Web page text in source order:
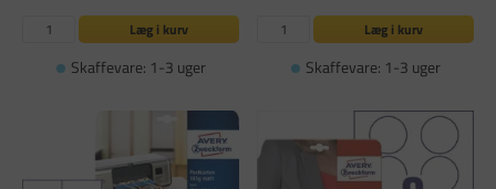
Læg i kurv
Skaffevare: 1-3 uger
Læg i kurv
Skaffevare: 1-3 uger